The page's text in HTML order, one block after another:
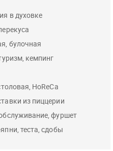
в духовке
булочная
кемпинг
HoReCa
из пиццерии
фуршет
теста, сдобы